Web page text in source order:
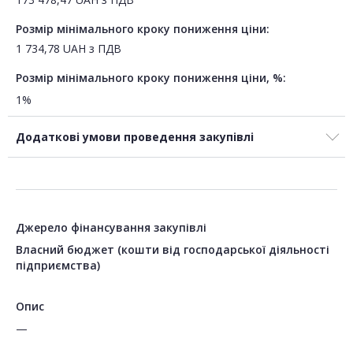
Розмір мінімального кроку пониження ціни:
1 734,78 UAH з ПДВ
Розмір мінімального кроку пониження ціни, %:
1%
Додаткові умови проведення закупівлі
Джерело фінансування закупівлі
Власний бюджет (кошти від господарської діяльності
підприємства)
Опис
—